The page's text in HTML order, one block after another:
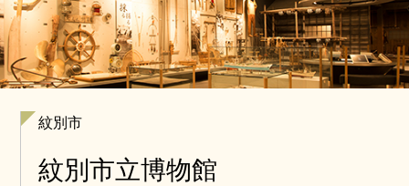
紋別市
紋別市立博物館